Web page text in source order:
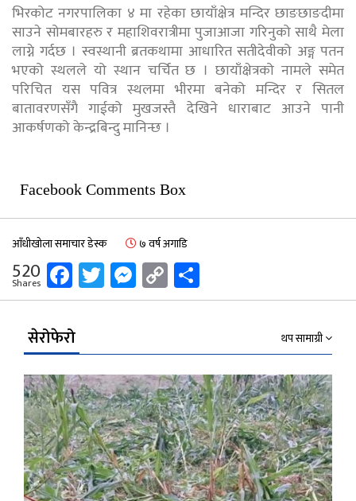
भिरकोट नगरपालिका ४ मा रहेका छायाँक्षेत्र मन्दिर छाङछाङदीमा
साउने सोमबारहरु र महाशिवरात्रीमा पुजाआजा गरिनुको साथै मेला
लाग्ने गर्दछ । स्वस्थानी ब्रतकथामा आधारित सतीदेवीको अङ्ग पतन
भएको स्थलले यो स्थान चर्चित छ । छायाँक्षेत्रको नामले समेत
परिचित यस पवित्र स्थलमा भीरमा बनेको मन्दिर र सितल
बातावरणसँगै गाईको मुखजस्तै देखिने धाराबाट आउने पानी
आकर्षणको केन्द्रबिन्दु मानिन्छ ।
Facebook Comments Box
आँधीखोला समाचार डेस्क ७ वर्ष अगाडि
520
Shares Facebook
Twitter
Messenger
Copy
Link
सेरोफेरो थप सामाग्री